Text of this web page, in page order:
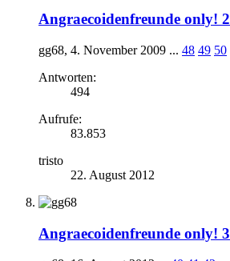
Angraecoidenfreunde only! 2
gg68, 4. November 2009 ... 48 49 50
Antworten:
494
Aufrufe:
83.853
tristo
22. August 2012
Angraecoidenfreunde only! 3